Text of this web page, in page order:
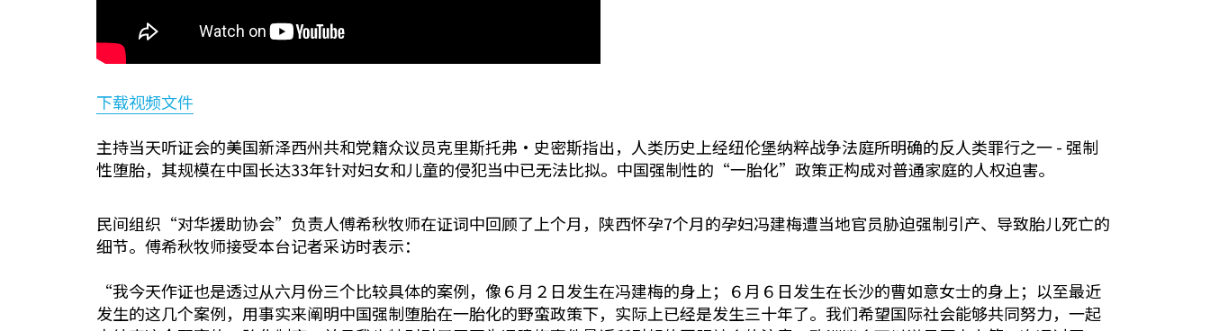
下载视频文件
主持当天听证会的美国新泽西州共和党籍众议员克里斯托弗•史密斯指出，人类历史上经纽伦堡纳粹战争法庭所明确的反人类罪行之一 - 强制
性堕胎，其规模在中国长达33年针对妇女和儿童的侵犯当中已无法比拟。中国强制性的“一胎化”政策正构成对普通家庭的人权迫害。
民间组织“对华援助协会”负责人傅希秋牧师在证词中回顾了上个月，陕西怀孕7个月的孕妇冯建梅遭当地官员胁迫强制引产、导致胎儿死亡的
细节。傅希秋牧师接受本台记者采访时表示：
“我今天作证也是透过从六月份三个比较具体的案例，像６月２日发生在冯建梅的身上；６月６日发生在长沙的曹如意女士的身上；以至最近
发生的这几个案例，用事实来阐明中国强制堕胎在一胎化的野蛮政策下，实际上已经是发生三十年了。我们希望国际社会能够共同努力，一起